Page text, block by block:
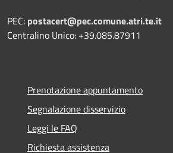
PEC: postacert@pec.comune.atri.te.it
Centralino Unico: +39.085.87911
Prenotazione appuntamento
Segnalazione disservizio
Leggi le FAQ
Richiesta assistenza